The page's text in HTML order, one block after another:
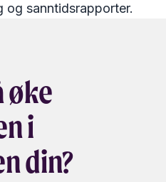
og sanntidsrapporter.
øke
i
din?